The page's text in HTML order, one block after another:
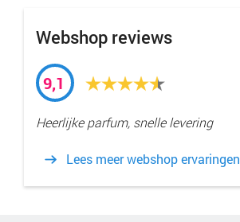
Webshop reviews
9,1
Heerlijke parfum, snelle levering
Lees meer webshop ervaringen